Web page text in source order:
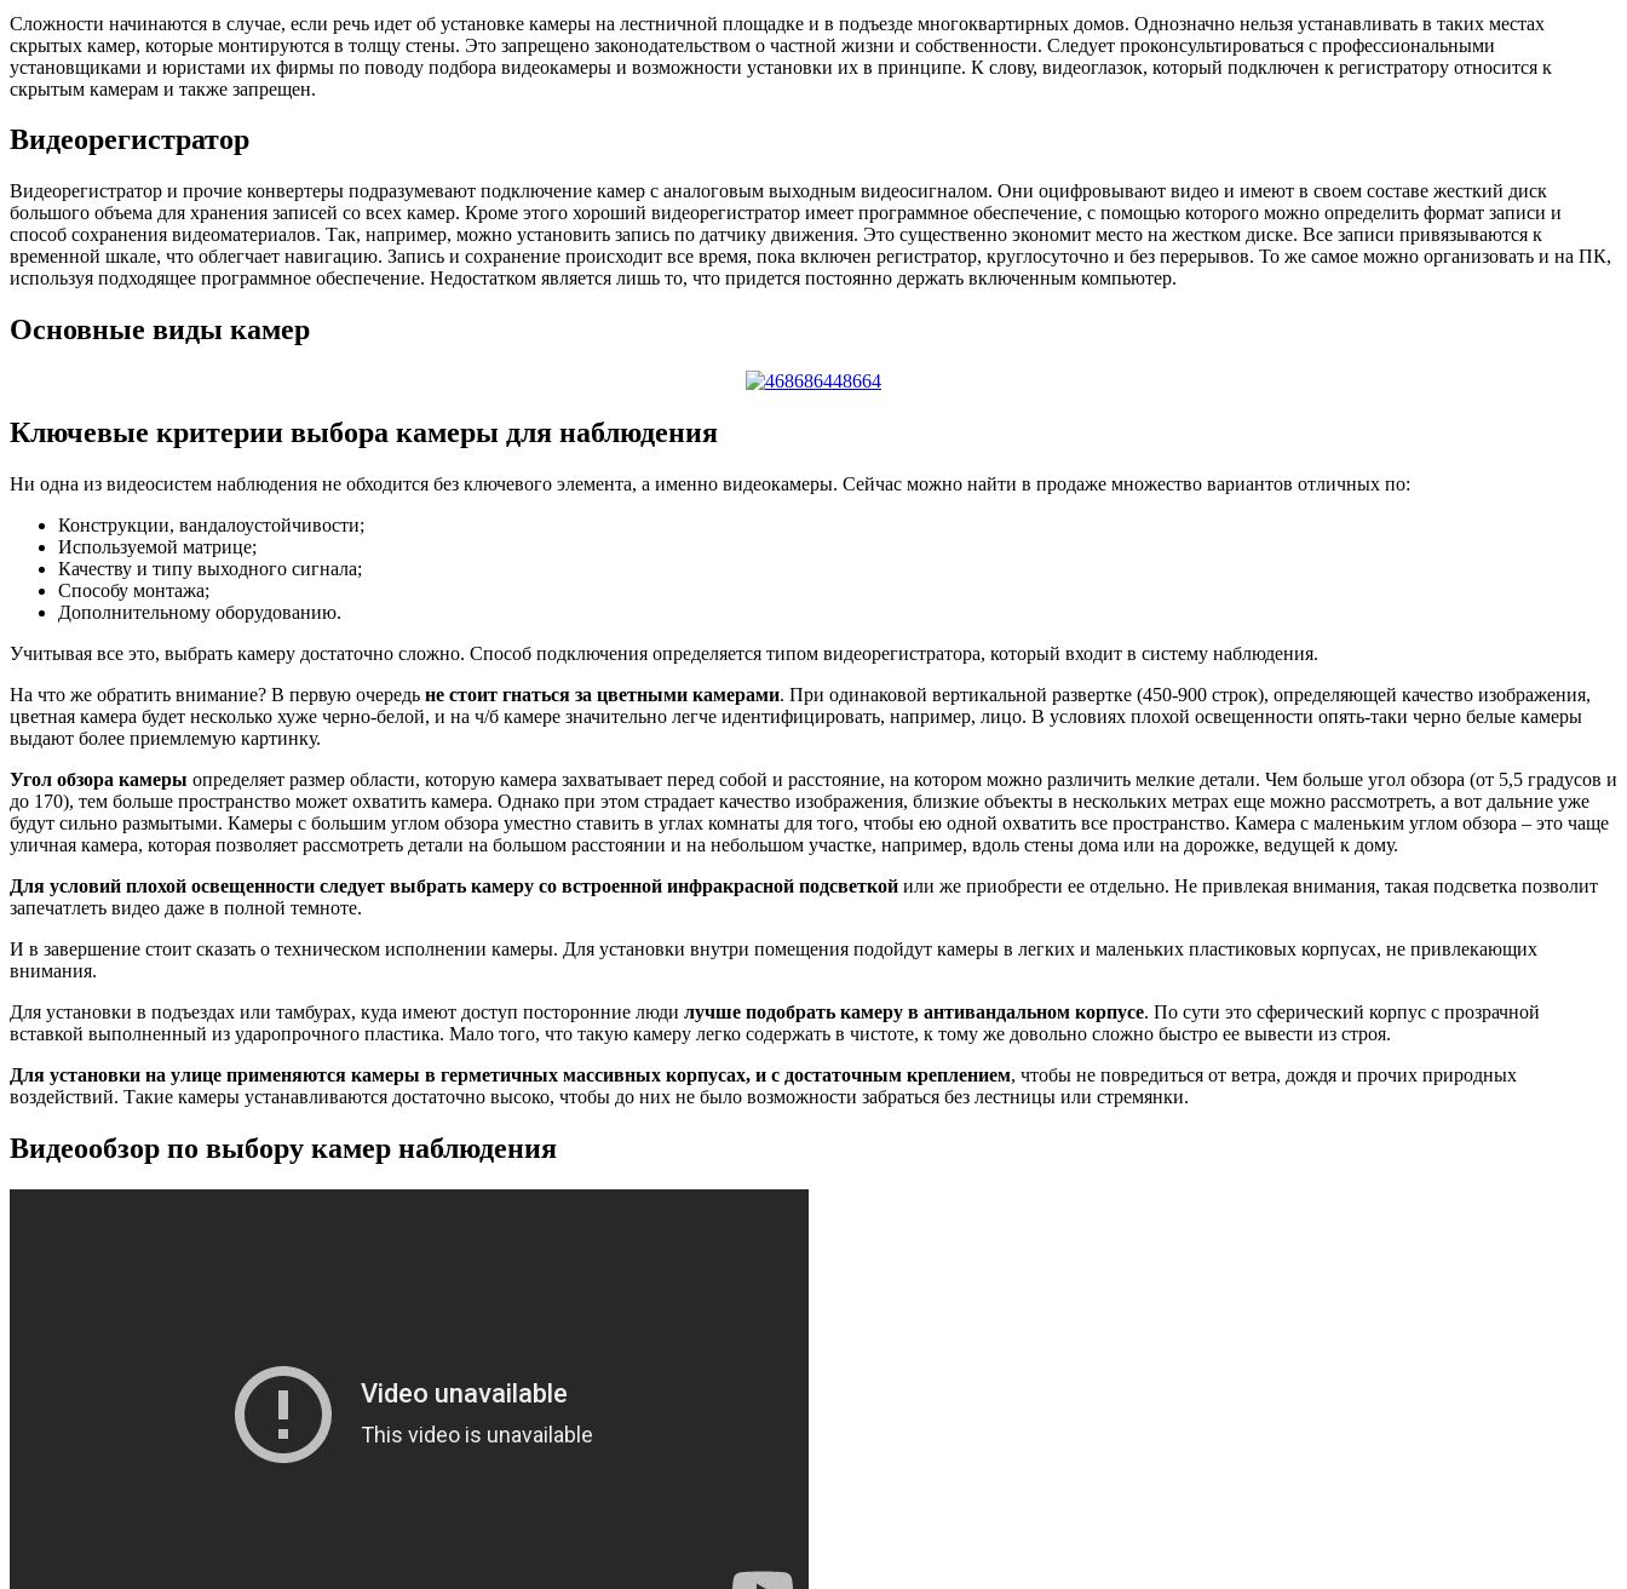
Сложности начинаются в случае, если речь идет об установке камеры на лестничной площадке и в подъезде многоквартирных домов. Однозначно нельзя устанавливать в таких местах
скрытых камер, которые монтируются в толщу стены. Это запрещено законодательством о частной жизни и собственности. Следует проконсультироваться с профессиональными
установщиками и юристами их фирмы по поводу подбора видеокамеры и возможности установки их в принципе. К слову, видеоглазок, который подключен к регистратору относится к
скрытым камерам и также запрещен.
Видеорегистратор
Видеорегистратор и прочие конвертеры подразумевают подключение камер с аналоговым выходным видеосигналом. Они оцифровывают видео и имеют в своем составе жесткий диск
большого объема для хранения записей со всех камер. Кроме этого хороший видеорегистратор имеет программное обеспечение, с помощью которого можно определить формат записи и
способ сохранения видеоматериалов. Так, например, можно установить запись по датчику движения. Это существенно экономит место на жестком диске. Все записи привязываются к
временной шкале, что облегчает навигацию. Запись и сохранение происходит все время, пока включен регистратор, круглосуточно и без перерывов. То же самое можно организовать и на ПК,
используя подходящее программное обеспечение. Недостатком является лишь то, что придется постоянно держать включенным компьютер.
Основные виды камер
Ключевые критерии выбора камеры для наблюдения
Ни одна из видеосистем наблюдения не обходится без ключевого элемента, а именно видеокамеры. Сейчас можно найти в продаже множество вариантов отличных по:
Конструкции, вандалоустойчивости;
Используемой матрице;
Качеству и типу выходного сигнала;
Способу монтажа;
Дополнительному оборудованию.
Учитывая все это, выбрать камеру достаточно сложно. Способ подключения определяется типом видеорегистратора, который входит в систему наблюдения.
На что же обратить внимание? В первую очередь не стоит гнаться за цветными камерами. При одинаковой вертикальной развертке (450-900 строк), определяющей качество изображения,
цветная камера будет несколько хуже черно-белой, и на ч/б камере значительно легче идентифицировать, например, лицо. В условиях плохой освещенности опять-таки черно белые камеры
выдают более приемлемую картинку.
Угол обзора камеры определяет размер области, которую камера захватывает перед собой и расстояние, на котором можно различить мелкие детали. Чем больше угол обзора (от 5,5 градусов и
до 170), тем больше пространство может охватить камера. Однако при этом страдает качество изображения, близкие объекты в нескольких метрах еще можно рассмотреть, а вот дальние уже
будут сильно размытыми. Камеры с большим углом обзора уместно ставить в углах комнаты для того, чтобы ею одной охватить все пространство. Камера с маленьким углом обзора – это чаще
уличная камера, которая позволяет рассмотреть детали на большом расстоянии и на небольшом участке, например, вдоль стены дома или на дорожке, ведущей к дому.
Для условий плохой освещенности следует выбрать камеру со встроенной инфракрасной подсветкой или же приобрести ее отдельно. Не привлекая внимания, такая подсветка позволит
запечатлеть видео даже в полной темноте.
И в завершение стоит сказать о техническом исполнении камеры. Для установки внутри помещения подойдут камеры в легких и маленьких пластиковых корпусах, не привлекающих
внимания.
Для установки в подъездах или тамбурах, куда имеют доступ посторонние люди лучше подобрать камеру в антивандальном корпусе. По сути это сферический корпус с прозрачной
вставкой выполненный из ударопрочного пластика. Мало того, что такую камеру легко содержать в чистоте, к тому же довольно сложно быстро ее вывести из строя.
Для установки на улице применяются камеры в герметичных массивных корпусах, и с достаточным креплением, чтобы не повредиться от ветра, дождя и прочих природных
воздействий. Такие камеры устанавливаются достаточно высоко, чтобы до них не было возможности забраться без лестницы или стремянки.
Видеообзор по выбору камер наблюдения